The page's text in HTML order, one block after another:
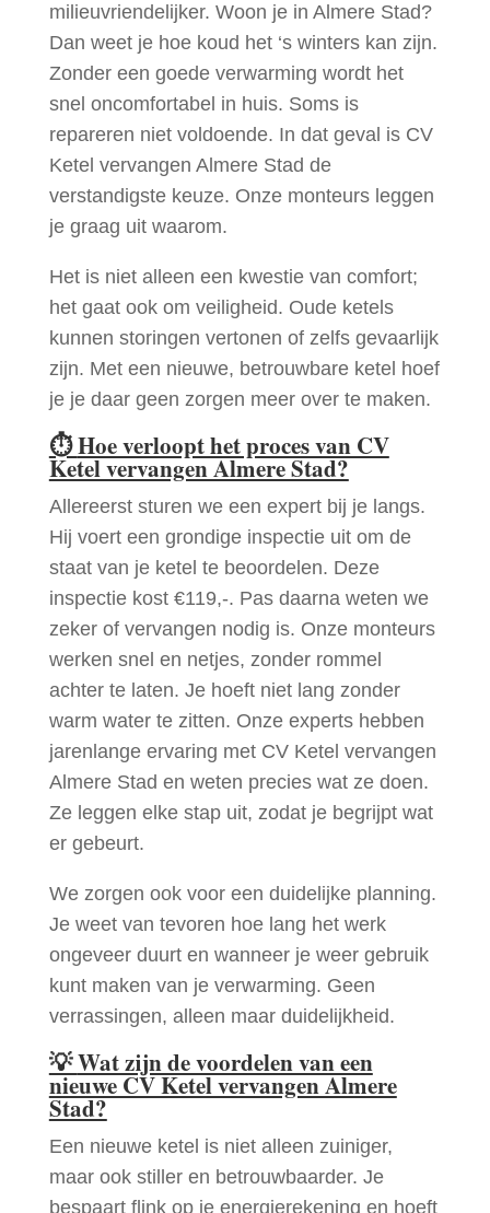
milieuvriendelijker. Woon je in Almere Stad?
Dan weet je hoe koud het ‘s winters kan zijn.
Zonder een goede verwarming wordt het
snel oncomfortabel in huis. Soms is
repareren niet voldoende. In dat geval is CV
Ketel vervangen Almere Stad de
verstandigste keuze. Onze monteurs leggen
je graag uit waarom.
Het is niet alleen een kwestie van comfort;
het gaat ook om veiligheid. Oude ketels
kunnen storingen vertonen of zelfs gevaarlijk
zijn. Met een nieuwe, betrouwbare ketel hoef
je je daar geen zorgen meer over te maken.
⏱Hoe verloopt het proces van CV
Ketel vervangen Almere Stad?
Allereerst sturen we een expert bij je langs.
Hij voert een grondige inspectie uit om de
staat van je ketel te beoordelen. Deze
inspectie kost €119,-. Pas daarna weten we
zeker of vervangen nodig is. Onze monteurs
werken snel en netjes, zonder rommel
achter te laten. Je hoeft niet lang zonder
warm water te zitten. Onze experts hebben
jarenlange ervaring met CV Ketel vervangen
Almere Stad en weten precies wat ze doen.
Ze leggen elke stap uit, zodat je begrijpt wat
er gebeurt.
We zorgen ook voor een duidelijke planning.
Je weet van tevoren hoe lang het werk
ongeveer duurt en wanneer je weer gebruik
kunt maken van je verwarming. Geen
verrassingen, alleen maar duidelijkheid.
💡Wat zijn de voordelen van een
nieuwe CV Ketel vervangen Almere
Stad?
Een nieuwe ketel is niet alleen zuiniger,
maar ook stiller en betrouwbaarder. Je
bespaart flink op je energierekening en hoeft